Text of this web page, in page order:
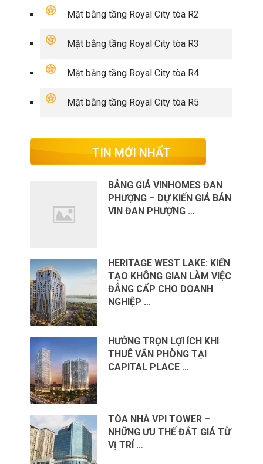
Mặt bằng tầng Royal City tòa R2
Mặt bằng tầng Royal City tòa R3
Mặt bằng tầng Royal City tòa R4
Mặt bằng tầng Royal City tòa R5
TIN MỚI NHẤT
BẢNG GIÁ VINHOMES ĐAN
PHƯỢNG – DỰ KIẾN GIÁ BÁN
VIN ĐAN PHƯỢNG …
HERITAGE WEST LAKE: KIẾN
TẠO KHÔNG GIAN LÀM VIỆC
ĐẲNG CẤP CHO DOANH
NGHIỆP …
HƯỞNG TRỌN LỢI ÍCH KHI
THUÊ VĂN PHÒNG TẠI
CAPITAL PLACE …
TÒA NHÀ VPI TOWER –
NHỮNG ƯU THẾ ĐẮT GIÁ TỪ
VỊ TRÍ …